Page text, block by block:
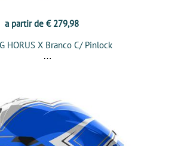
a partir de € 279,98
HORUS X Branco C/ Pinlock